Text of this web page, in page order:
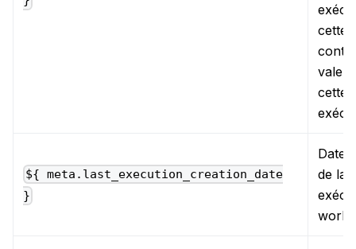
cette
cette
${ meta.last_execution_creation_date
}
Date
de la